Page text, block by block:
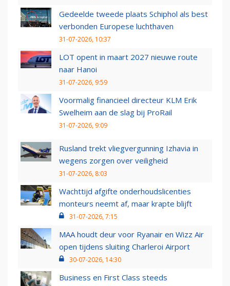
Gedeelde tweede plaats Schiphol als best
verbonden Europese luchthaven
31-07-2026, 10:37
LOT opent in maart 2027 nieuwe route
naar Hanoi
31-07-2026, 9:59
Voormalig financieel directeur KLM Erik
Swelheim aan de slag bij ProRail
31-07-2026, 9:09
Rusland trekt vliegvergunning Izhavia in
wegens zorgen over veiligheid
31-07-2026, 8:03
Wachttijd afgifte onderhoudslicenties
monteurs neemt af, maar krapte blijft
31-07-2026, 7:15
MAA houdt deur voor Ryanair en Wizz Air
open tijdens sluiting Charleroi Airport
30-07-2026, 14:30
Business en First Class steeds